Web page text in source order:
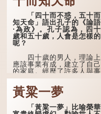
「四十而不惑，五十而
知天命」語出孔子的《論語
·為政》。孔子認為，四十
歲和五十歲，人會是怎樣的
呢？
四十歲的男人，理論上
應該事業有成，建立了自己
的家庭。經歷了許多人與事
之後，對事物有了自己的判
斷能力，不會輕易為表象所
迷惑。
孔子在《論語·子罕》
黃粱一夢
「黃粱一夢」比喻榮華